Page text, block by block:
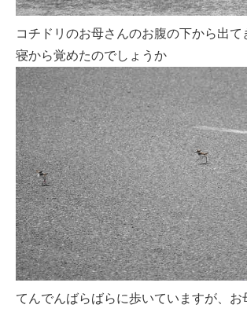
コチドリのお母さんのお腹の下から出
寝から覚めたのでしょうか
てんでんばらばらに歩いていますが、お